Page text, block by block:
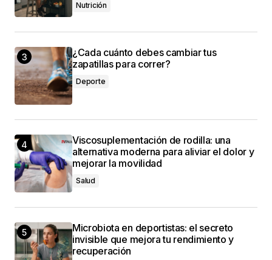
Nutrición
¿Cada cuánto debes cambiar tus
zapatillas para correr?
Deporte
Viscosuplementación de rodilla: una
alternativa moderna para aliviar el dolor y
mejorar la movilidad
Salud
Microbiota en deportistas: el secreto
invisible que mejora tu rendimiento y
recuperación